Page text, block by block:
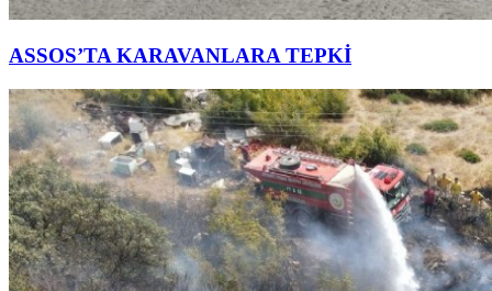
ASSOS’TA KARAVANLARA TEPKİ